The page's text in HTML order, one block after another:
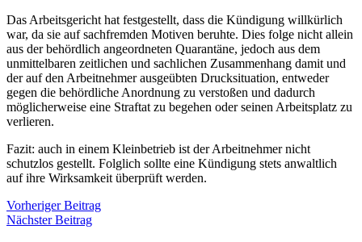
Das Arbeitsgericht hat festgestellt, dass die Kündigung willkürlich
war, da sie auf sachfremden Motiven beruhte. Dies folge nicht allein
aus der behördlich angeordneten Quarantäne, jedoch aus dem
unmittelbaren zeitlichen und sachlichen Zusammenhang damit und
der auf den Arbeitnehmer ausgeübten Drucksituation, entweder
gegen die behördliche Anordnung zu verstoßen und dadurch
möglicherweise eine Straftat zu begehen oder seinen Arbeitsplatz zu
verlieren.
Fazit: auch in einem Kleinbetrieb ist der Arbeitnehmer nicht
schutzlos gestellt. Folglich sollte eine Kündigung stets anwaltlich
auf ihre Wirksamkeit überprüft werden.
Vorheriger Beitrag
Nächster Beitrag